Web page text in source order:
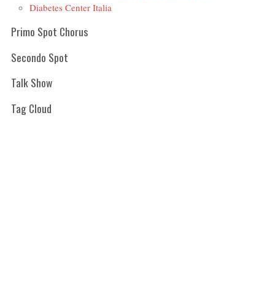
Diabetes Center Italia
Primo Spot Chorus
Secondo Spot
Talk Show
Tag Cloud